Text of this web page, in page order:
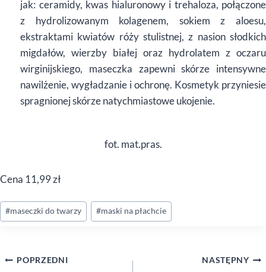
jak: ceramidy, kwas hialuronowy i trehaloza, połączone
z hydrolizowanym kolagenem, sokiem z aloesu,
ekstraktami kwiatów róży stulistnej, z nasion słodkich
migdałów, wierzby białej oraz hydrolatem z oczaru
wirginijskiego, maseczka zapewni skórze intensywne
nawilżenie, wygładzanie i ochronę. Kosmetyk przyniesie
spragnionej skórze natychmiastowe ukojenie.
fot. mat.pras.
Cena 11,99 zł
Tagi
wpisu:
#maseczki do twarzy #maski na płachcie
Nawigacja
POPRZEDNI NASTĘPNY